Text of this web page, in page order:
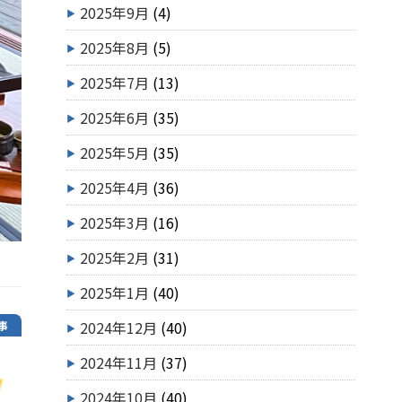
2025年9月 (4)
2025年8月 (5)
2025年7月 (13)
2025年6月 (35)
2025年5月 (35)
2025年4月 (36)
2025年3月 (16)
2025年2月 (31)
2025年1月 (40)
2024年12月 (40)
2024年11月 (37)
2024年10月 (40)